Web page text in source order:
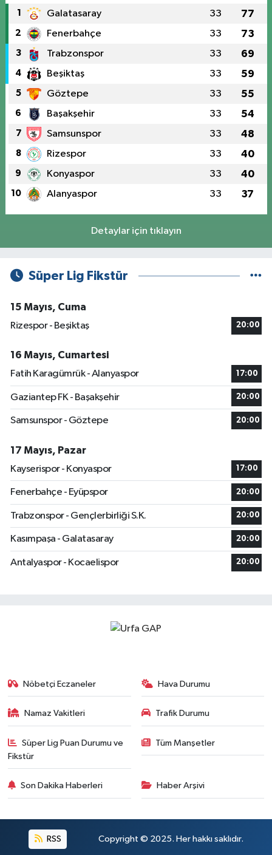
1 Galatasaray 33 77
2 Fenerbahçe 33 73
3 Trabzonspor 33 69
4 Beşiktaş 33 59
5 Göztepe 33 55
6 Başakşehir 33 54
7 Samsunspor 33 48
8 Rizespor 33 40
9 Konyaspor 33 40
10 Alanyaspor 33 37
Detaylar için tıklayın
Süper Lig Fikstür
15 Mayıs, Cuma
Rizespor - Beşiktaş
20:00
16 Mayıs, Cumartesi
Fatih Karagümrük - Alanyaspor
17:00
Gaziantep FK - Başakşehir 20:00
Samsunspor - Göztepe 20:00
17 Mayıs, Pazar
Kayserispor - Konyaspor
17:00
Fenerbahçe - Eyüpspor 20:00
Trabzonspor - Gençlerbirliği S.K. 20:00
Kasımpaşa - Galatasaray 20:00
Antalyaspor - Kocaelispor 20:00
Nöbetçi Eczaneler Hava Durumu
Namaz Vakitleri Trafik Durumu
Süper Lig Puan Durumu ve
Fikstür
Tüm Manşetler
Son Dakika Haberleri Haber Arşivi
RSS Copyright © 2025. Her hakkı saklıdır.